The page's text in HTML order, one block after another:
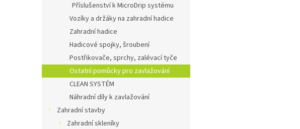
Příslušenství k MicroDrip systému
Vozíky a držáky na zahradní hadice
Zahradní hadice
Hadicové spojky, šroubení
Postřikovače, sprchy, zalévací tyče
Ostatní pomůcky pro zavlažování
CLEAN SYSTÉM
Náhradní díly k zavlažování
Zahradní stavby
Zahradní skleníky